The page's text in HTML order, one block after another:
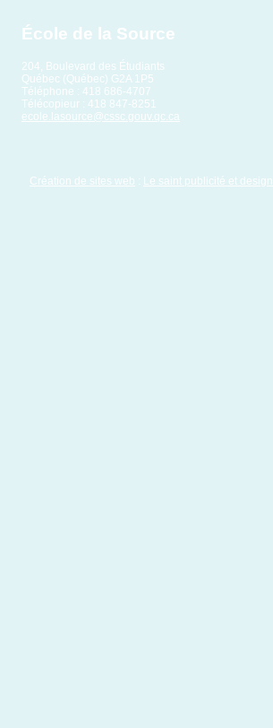
École de la Source
204, Boulevard des Étudiants
Québec (Québec) G2A 1P5
Téléphone : 418 686-4707
Télécopieur : 418 847-8251
ecole.lasource@cssc.gouv.qc.ca
Création de sites web : Le saint publicité et design